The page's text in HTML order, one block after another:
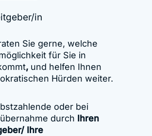
in
Sie gerne, welche
für Sie in
, und helfen Ihnen
Hürden weiter.
oder bei
durch Ihren
Ihre